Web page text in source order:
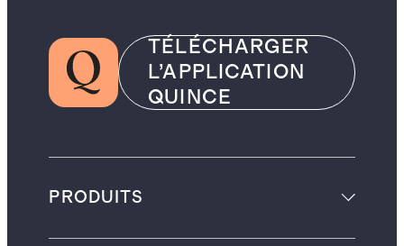
TÉLÉCHARGER
L’APPLICATION
QUINCE
PRODUITS